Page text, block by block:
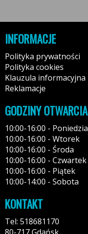
INFORMACJE
Polityka prywatności
Polityka cookies
Klauzula informacyjna
Reklamacje
GODZINY OTWARCIA
10:00-16:00 -
10:00-16:00 - Wtorek
10:00-16:00 - Środa
10:00-16:00 - Czwartek
10:00-16:00 - Piątek
10:00-14:00 - Sobota
KONTAKT
Tel: 518681170